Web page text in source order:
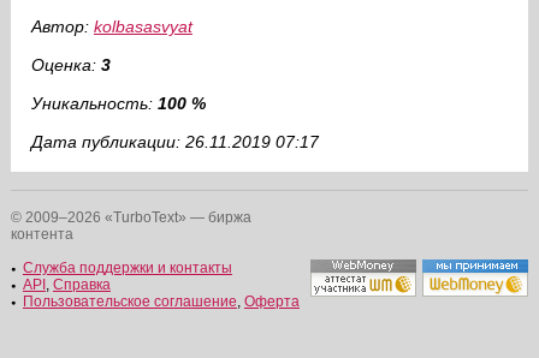
Автор: kolbasasvyat
Оценка: 3
Уникальность: 100 %
Дата публикации: 26.11.2019 07:17
© 2009–2026 «TurboText» — биржа
контента
Служба поддержки и контакты
API , Справка
Пользовательское соглашение, Оферта